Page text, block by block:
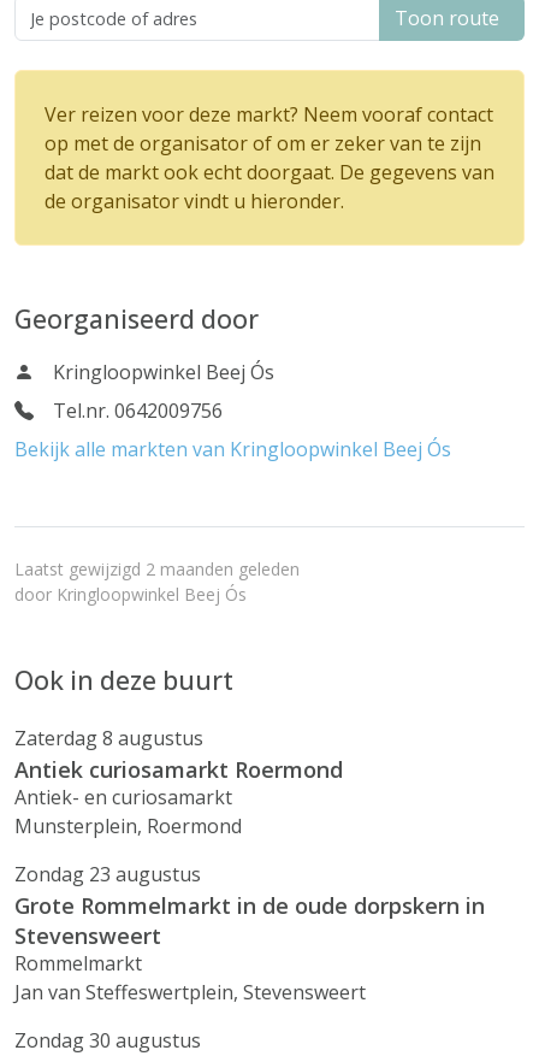
Toon route
Ver reizen voor deze markt? Neem vooraf contact
op met de organisator of om er zeker van te zijn
dat de markt ook echt doorgaat. De gegevens van
de organisator vindt u hieronder.
Georganiseerd door
Kringloopwinkel Beej Ós
Tel.nr. 0642009756
Bekijk alle markten van Kringloopwinkel Beej Ós
Laatst gewijzigd 2 maanden geleden
door Kringloopwinkel Beej Ós
Ook in deze buurt
Zaterdag 8 augustus
Antiek curiosamarkt Roermond
Antiek- en curiosamarkt
Munsterplein, Roermond
Zondag 23 augustus
Grote Rommelmarkt in de oude dorpskern in
Stevensweert
Rommelmarkt
Jan van Steffeswertplein, Stevensweert
Zondag 30 augustus